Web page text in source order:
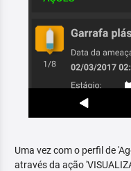
Uma vez com o perfil de
através da ação